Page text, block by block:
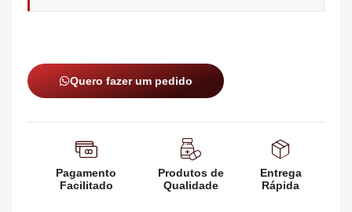
Quero fazer um pedido
Pagamento
Facilitado
Produtos de
Qualidade
Entrega
Rápida